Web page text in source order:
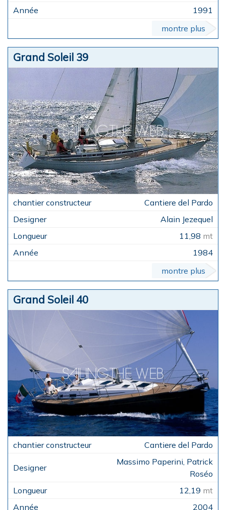
1991
montre plus
Grand Soleil 39
Cantiere del Pardo
Alain Jezequel
11,98 mt
1984
montre plus
Grand Soleil 40
Cantiere del Pardo
Massimo Paperini, Patrick
Roséo
12,19 mt
2004